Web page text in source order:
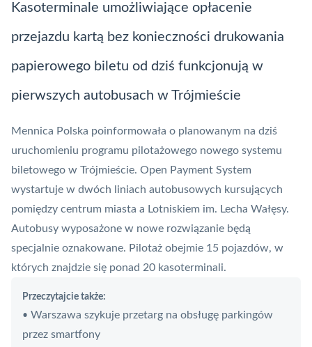
Kasoterminale umożliwiające opłacenie
przejazdu kartą bez konieczności drukowania
papierowego biletu od dziś funkcjonują w
pierwszych autobusach w Trójmieście
Mennica Polska poinformowała o planowanym na dziś
uruchomieniu programu pilotażowego nowego systemu
biletowego w Trójmieście. Open Payment System
wystartuje w dwóch liniach autobusowych kursujących
pomiędzy centrum miasta a Lotniskiem im. Lecha Wałęsy.
Autobusy wyposażone w nowe rozwiązanie będą
specjalnie oznakowane. Pilotaż obejmie 15 pojazdów, w
których znajdzie się ponad 20 kasoterminali.
Przeczytajcie także:
• Warszawa szykuje przetarg na obsługę parkingów
przez smartfony